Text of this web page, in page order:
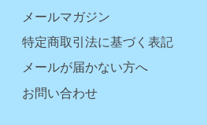
メールマガジン
特定商取引法に基づく表記
メールが届かない方へ
お問い合わせ